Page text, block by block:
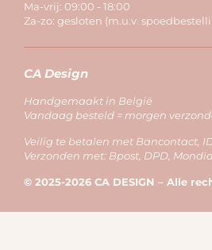
Ma-vrij: 09:00 - 18:00
Za-zo: gesloten (m.u.v.
CA Design
Handgemaakt in België
Vandaag besteld = morgen
Veilig te betalen met Bancontact,
Verzonden met: Bpost, DPD,
© 2025-2026 CA DESIGN – Alle